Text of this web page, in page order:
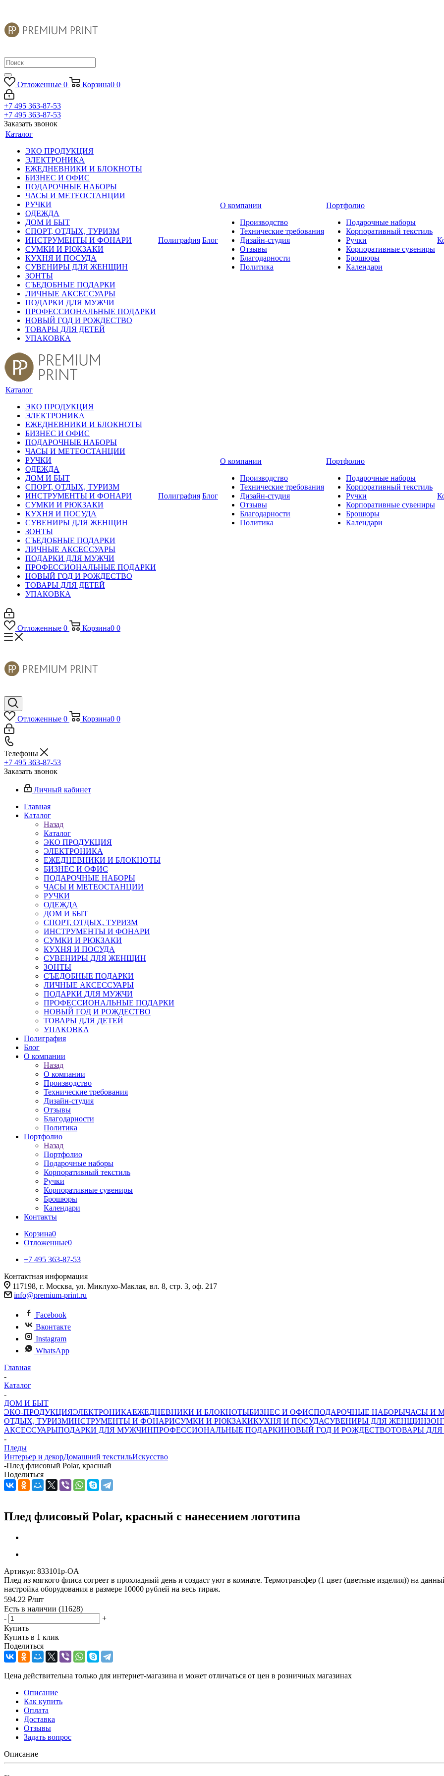
Отложенные 0 Корзина0 0
+7 495 363-87-53
+7 495 363-87-53
Заказать звонок
Каталог
ЭКО ПРОДУКЦИЯ
ЭЛЕКТРОНИКА
ЕЖЕДНЕВНИКИ И БЛОКНОТЫ
БИЗНЕС И ОФИС
ПОДАРОЧНЫЕ НАБОРЫ
ЧАСЫ И МЕТЕОСТАНЦИИ
РУЧКИ
ОДЕЖДА
ДОМ И БЫТ
СПОРТ, ОТДЫХ, ТУРИЗМ
ИНСТРУМЕНТЫ И ФОНАРИ
СУМКИ И РЮКЗАКИ
КУХНЯ И ПОСУДА
СУВЕНИРЫ ДЛЯ ЖЕНЩИН
ЗОНТЫ
СЪЕДОБНЫЕ ПОДАРКИ
ЛИЧНЫЕ АКСЕССУАРЫ
ПОДАРКИ ДЛЯ МУЖЧИ
ПРОФЕССИОНАЛЬНЫЕ ПОДАРКИ
НОВЫЙ ГОД И РОЖДЕСТВО
ТОВАРЫ ДЛЯ ДЕТЕЙ
УПАКОВКА
Полиграфия Блог
О компании
Производство
Технические требования
Дизайн-студия
Отзывы
Благодарности
Политика
Портфолио
Подарочные наборы
Корпоративный текстиль
Ручки
Корпоративные сувениры
Брошюры
Календари
Каталог
ЭКО ПРОДУКЦИЯ
ЭЛЕКТРОНИКА
ЕЖЕДНЕВНИКИ И БЛОКНОТЫ
БИЗНЕС И ОФИС
ПОДАРОЧНЫЕ НАБОРЫ
ЧАСЫ И МЕТЕОСТАНЦИИ
РУЧКИ
ОДЕЖДА
ДОМ И БЫТ
СПОРТ, ОТДЫХ, ТУРИЗМ
ИНСТРУМЕНТЫ И ФОНАРИ
СУМКИ И РЮКЗАКИ
КУХНЯ И ПОСУДА
СУВЕНИРЫ ДЛЯ ЖЕНЩИН
ЗОНТЫ
СЪЕДОБНЫЕ ПОДАРКИ
ЛИЧНЫЕ АКСЕССУАРЫ
ПОДАРКИ ДЛЯ МУЖЧИ
ПРОФЕССИОНАЛЬНЫЕ ПОДАРКИ
НОВЫЙ ГОД И РОЖДЕСТВО
ТОВАРЫ ДЛЯ ДЕТЕЙ
УПАКОВКА
Полиграфия Блог
О компании
Производство
Технические требования
Дизайн-студия
Отзывы
Благодарности
Политика
Портфолио
Подарочные наборы
Корпоративный текстиль
Ручки
Корпоративные сувениры
Брошюры
Календари
Отложенные 0 Корзина0 0
Отложенные 0 Корзина0 0
Телефоны
+7 495 363-87-53
Заказать звонок
Личный кабинет
Главная
Каталог
Назад
Каталог
ЭКО ПРОДУКЦИЯ
ЭЛЕКТРОНИКА
ЕЖЕДНЕВНИКИ И БЛОКНОТЫ
БИЗНЕС И ОФИС
ПОДАРОЧНЫЕ НАБОРЫ
ЧАСЫ И МЕТЕОСТАНЦИИ
РУЧКИ
ОДЕЖДА
ДОМ И БЫТ
СПОРТ, ОТДЫХ, ТУРИЗМ
ИНСТРУМЕНТЫ И ФОНАРИ
СУМКИ И РЮКЗАКИ
КУХНЯ И ПОСУДА
СУВЕНИРЫ ДЛЯ ЖЕНЩИН
ЗОНТЫ
СЪЕДОБНЫЕ ПОДАРКИ
ЛИЧНЫЕ АКСЕССУАРЫ
ПОДАРКИ ДЛЯ МУЖЧИ
ПРОФЕССИОНАЛЬНЫЕ ПОДАРКИ
НОВЫЙ ГОД И РОЖДЕСТВО
ТОВАРЫ ДЛЯ ДЕТЕЙ
УПАКОВКА
Полиграфия
Блог
О компании
Назад
О компании
Производство
Технические требования
Дизайн-студия
Отзывы
Благодарности
Политика
Портфолио
Назад
Портфолио
Подарочные наборы
Корпоративный текстиль
Ручки
Корпоративные сувениры
Брошюры
Календари
Контакты
Корзина0
Отложенные0
+7 495 363-87-53
Контактная информация
117198, г. Москва, ул. Миклухо-Маклая, вл. 8, стр. 3, оф. 217
info@premium-print.ru
Facebook
Вконтакте
Instagram
WhatsApp
Главная
-
Каталог
-
ДОМ И БЫТ
ЭКО-ПРОДУКЦИЯЭЛЕКТРОНИКАЕЖЕДНЕВНИКИ И БЛОКНОТЫБИЗНЕС И ОФИСПОДАРОЧНЫЕ НАБОРЫЧАСЫ И
ОТДЫХ, ТУРИЗМИНСТРУМЕНТЫ И ФОНАРИСУМКИ И РЮКЗАКИКУХНЯ И ПОСУДАСУВЕНИРЫ ДЛЯ ЖЕНЩИН
АКСЕССУАРЫПОДАРКИ ДЛЯ МУЖЧИНПРОФЕССИОНАЛЬНЫЕ ПОДАРКИНОВЫЙ ГОД И РОЖДЕСТВОТОВАРЫ ДЛЯ
-
Пледы
Интерьер и декорДомашний текстильИскусство
-Плед флисовый Polar, красный
Поделиться
Плед флисовый Polar, красный с нанесением логотипа
Артикул: 833101p-OA
Плед из мягкого флиса согреет в прохладный день и создаст уют в комнате. Термотрансфер (1 цвет (цветные изделия)) на
настройка оборудования в размере 10000 рублей на весь тираж.
594.22 ₽/шт
Есть в наличии (11628)
-
+
Купить
Купить в 1 клик
Поделиться
Цена действительна только для интернет-магазина и может отличаться от цен в розничных магазинах
Описание
Как купить
Оплата
Доставка
Отзывы
Задать вопрос
Описание